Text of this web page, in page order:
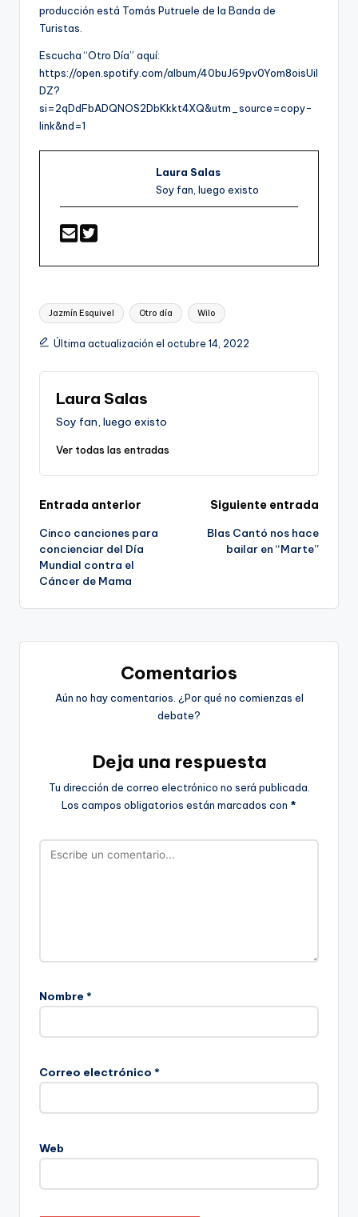
producción está Tomás Putruele de la Banda de
Turistas.
Escucha “Otro Día” aquí:
https://open.spotify.com/album/40buJ69pv0Yom8oisUil
DZ?
si=2qDdFbADQNOS2DbKkkt4XQ&utm_source=copy-
link&nd=1
Laura Salas
Soy fan, luego existo
Etiquetas:
Jazmín Esquivel Otro día Wilo
Última actualización el octubre 14, 2022
Laura Salas
Soy fan, luego existo
Ver todas las entradas
Navegación
de
entradas
Entrada anterior
Cinco canciones para
concienciar del Día
Mundial contra el
Cáncer de Mama
Siguiente entrada
Blas Cantó nos hace
bailar en “Marte”
Comentarios
Aún no hay comentarios. ¿Por qué no comienzas el
debate?
Deja una respuesta
Tu dirección de correo electrónico no será publicada.
Los campos obligatorios están marcados con *
Nombre *
Correo electrónico *
Web